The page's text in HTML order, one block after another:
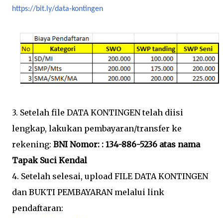
https://bit.ly/data-kontingen
3. Setelah file DATA KONTINGEN telah diisi
lengkap, lakukan pembayaran/transfer ke
rekening: BNI Nomor: : 134-886-5236 atas nama
Tapak Suci Kendal
4. Setelah selesai, upload FILE DATA KONTINGEN
dan BUKTI PEMBAYARAN melalui link
pendaftaran: